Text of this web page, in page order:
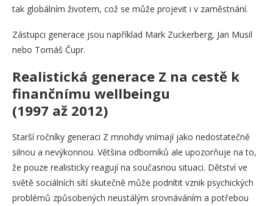
tak globálním životem, což se může projevit i v zaměstnání.
Zástupci generace jsou například Mark Zuckerberg, Jan Musil
nebo Tomáš Čupr.
Realistická generace Z na cestě k
finančnímu wellbeingu
(1997 až 2012)
Starší ročníky generaci Z mnohdy vnímají jako nedostatečně
silnou a nevýkonnou. Většina odborníků ale upozorňuje na to,
že pouze realisticky reagují na současnou situaci. Dětství ve
světě sociálních sítí skutečně může podnítit vznik psychických
problémů způsobených neustálým srovnáváním a potřebou